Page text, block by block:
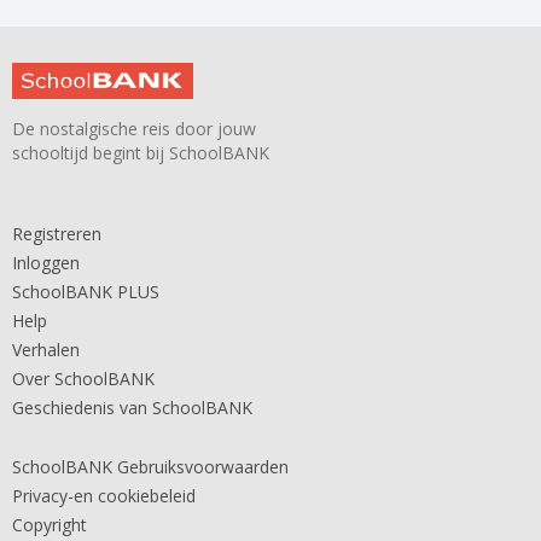
De nostalgische reis door jouw
schooltijd begint bij SchoolBANK
Registreren
Inloggen
SchoolBANK PLUS
Help
Verhalen
Over SchoolBANK
Geschiedenis van SchoolBANK
SchoolBANK Gebruiksvoorwaarden
Privacy-en cookiebeleid
Copyright